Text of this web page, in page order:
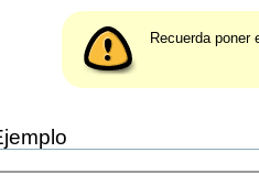
Recuerda poner